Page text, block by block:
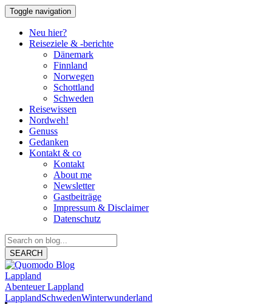
Toggle navigation
Neu hier?
Reiseziele & -berichte
Dänemark
Finnland
Norwegen
Schottland
Schweden
Reisewissen
Nordweh!
Genuss
Gedanken
Kontakt & co
Kontakt
About me
Newsletter
Gastbeiträge
Impressum & Disclaimer
Datenschutz
SEARCH
Lappland
Abenteuer Lappland
LapplandSchwedenWinterwunderland